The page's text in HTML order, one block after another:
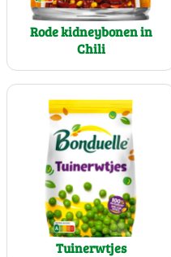
Rode kidneybonen in
Chili
Tuinerwtjes